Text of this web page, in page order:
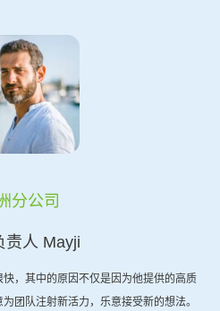
分公司
责人 Mayji
，其中的原因不仅是因为他提供的高质
团队注射新活力，乐意接受新的想法。